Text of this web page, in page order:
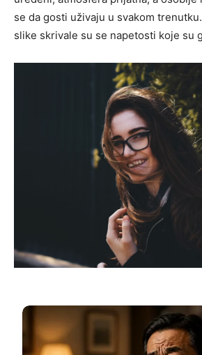
se da gosti uživaju u svakom
slike skrivale su se napetosti koje su